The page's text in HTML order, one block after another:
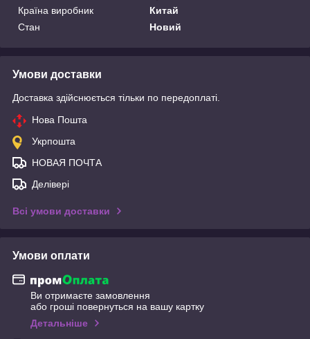
Країна виробник
Китай
Стан
Новий
Умови доставки
Доставка здійснюється тільки по передоплаті.
Нова Пошта
Укрпошта
НОВАЯ ПОЧТА
Делівері
Всі умови доставки
Умови оплати
Ви отримаєте замовлення
або гроші повернуться на вашу картку
Детальніше